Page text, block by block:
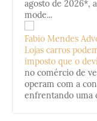
agosto de 2026*,
mode...
Fabio Mendes
Lojas carros
imposto que o
no comércio de
operam com a
enfrentando uma